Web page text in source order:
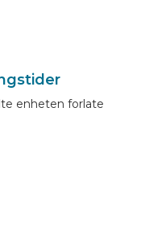
enheten forlate